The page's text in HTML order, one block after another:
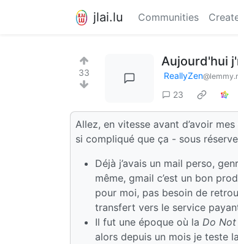
jlai.lu Communities
33
Aujourd'hui
ReallyZen
23
Allez, en vitesse avant d’avoir
si compliqué que ça - sous
Déjà j’avais un mail perso,
même, gmail c’est un bon
pour moi, pas besoin de
transfert vers le service
Il fut une époque où la Do
alors depuis un mois je teste